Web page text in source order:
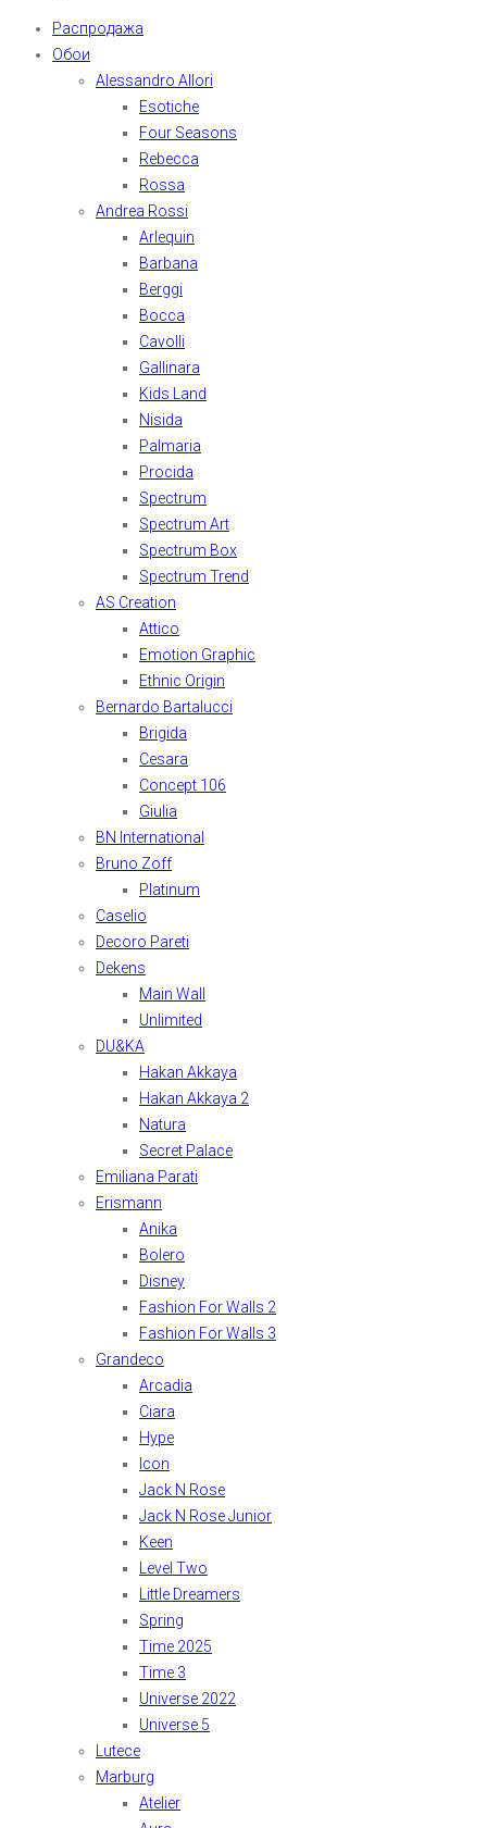
Распродажа
Обои
Alessandro Allori
Esotiche
Four Seasons
Rebecca
Rossa
Andrea Rossi
Arlequin
Barbana
Berggi
Bocca
Cavolli
Gallinara
Kids Land
Nisida
Palmaria
Procida
Spectrum
Spectrum Art
Spectrum Box
Spectrum Trend
AS Creation
Attico
Emotion Graphic
Ethnic Origin
Bernardo Bartalucci
Brigida
Cesara
Concept 106
Giulia
BN International
Bruno Zoff
Platinum
Caselio
Decoro Pareti
Dekens
Main Wall
Unlimited
DU&KA
Hakan Akkaya
Hakan Akkaya 2
Natura
Secret Palace
Emiliana Parati
Erismann
Anika
Bolero
Disney
Fashion For Walls 2
Fashion For Walls 3
Grandeco
Arcadia
Ciara
Hype
Icon
Jack N Rose
Jack N Rose Junior
Keen
Level Two
Little Dreamers
Spring
Time 2025
Time 3
Universe 2022
Universe 5
Lutece
Marburg
Atelier